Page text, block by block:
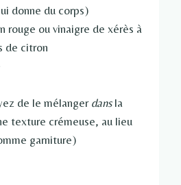
donne du corps)
rouge ou vinaigre de xérès à
de citron
de le mélangerdansla
texture crémeuse, au lieu
garniture)